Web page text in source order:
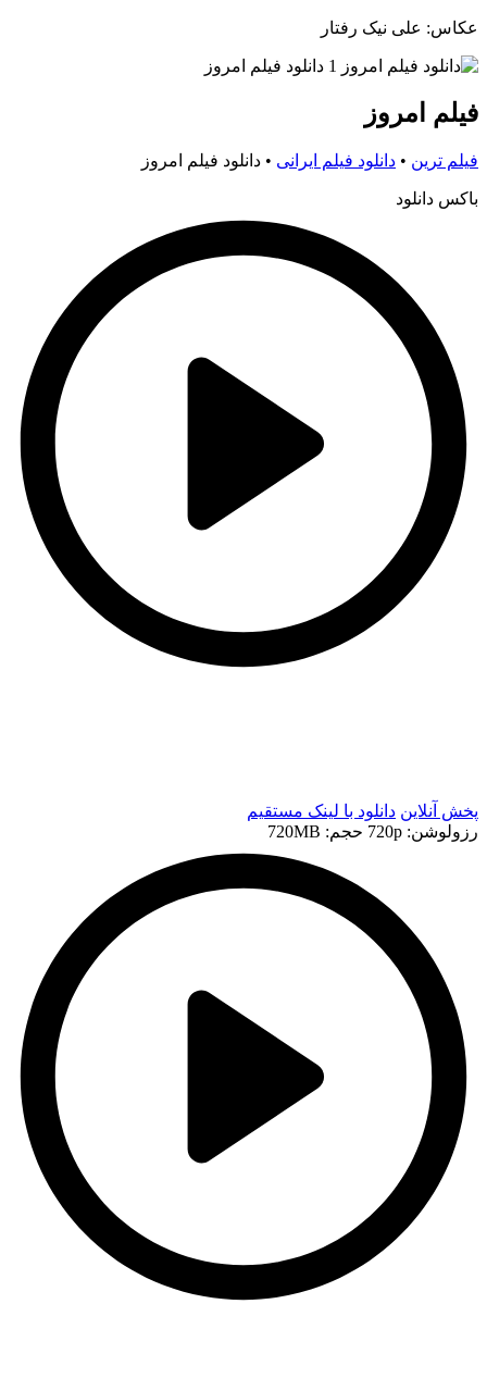
عکاس: علی نیک رفتار
فیلم امروز
فیلم ترین • دانلود فیلم ایرانی • دانلود فیلم امروز
باکس دانلود
پخش آنلاین دانلود با لينک مستقيم
رزولوشن: 720p
حجم: 720MB